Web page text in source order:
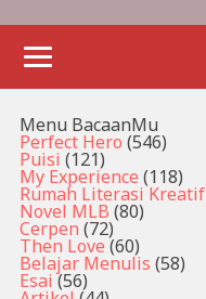
Menu BacaanMu
Perfect Hero (546)
Puisi (121)
My Experience (118)
Rumah Literasi Kreatif
Novel MLB (80)
Cerpen (72)
Then Love (60)
Belajar Menulis (58)
Esai (56)